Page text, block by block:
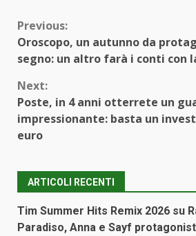
Continue
Reading
Previous:
Oroscopo, un autunno da
segno: un altro farà i conti con
Next:
Poste, in 4 anni otterrete un
impressionante: basta un
euro
ARTICOLI RECENTI
Tim Summer Hits Remix 2026 su
Paradiso, Anna e Sayf